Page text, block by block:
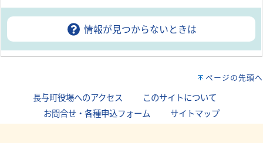
情報が見つからないときは
ページの先頭へ
長与町役場へのアクセス このサイトについて
お問合せ・各種申込フォーム
サイトマップ